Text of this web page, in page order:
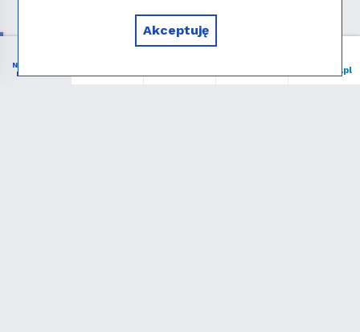
NIEZBĘDNIK
KATOLIKA
niedziela.pl
Akceptuję